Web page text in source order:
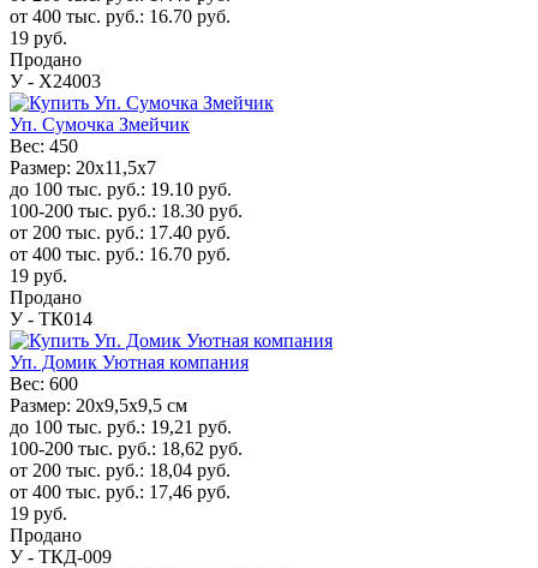
от 400 тыс. руб.: 16.70 руб.
19 руб.
Продано
У - Х24003
Уп. Сумочка Змейчик
Вес: 450
Размер: 20x11,5x7
до 100 тыс. руб.: 19.10 руб.
100-200 тыс. руб.: 18.30 руб.
от 200 тыс. руб.: 17.40 руб.
от 400 тыс. руб.: 16.70 руб.
19 руб.
Продано
У - ТК014
Уп. Домик Уютная компания
Вес: 600
Размер: 20x9,5x9,5 см
до 100 тыс. руб.: 19,21 руб.
100-200 тыс. руб.: 18,62 руб.
от 200 тыс. руб.: 18,04 руб.
от 400 тыс. руб.: 17,46 руб.
19 руб.
Продано
У - ТКД-009